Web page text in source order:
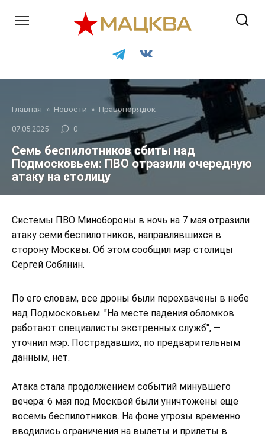
Главная » Новости » Правопорядок
07.05.2025 0
Семь беспилотников сбиты над
Подмосковьем: ПВО отразили очередную
атаку на столицу
Системы ПВО Минобороны в ночь на 7 мая отразили
атаку семи беспилотников, направлявшихся в
сторону Москвы. Об этом сообщил мэр столицы
Сергей Собянин.
По его словам, все дроны были перехвачены в небе
над Подмосковьем. "На месте падения обломков
работают специалисты экстренных служб", —
уточнил мэр. Пострадавших, по предварительным
данным, нет.
Атака стала продолжением событий минувшего
вечера: 6 мая под Москвой были уничтожены еще
восемь беспилотников. На фоне угрозы временно
вводились ограничения на вылеты и прилеты в